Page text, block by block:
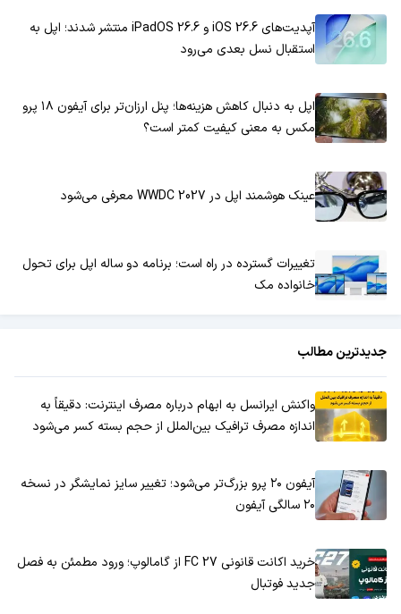
آپدیت‌های iOS 26.6 و iPadOS 26.6 منتشر شدند؛ اپل به
استقبال نسل بعدی می‌رود
اپل به دنبال کاهش هزینه‌ها؛ پنل ارزان‌تر برای آیفون ۱۸ پرو
مکس به معنی کیفیت کمتر است؟
عینک هوشمند اپل در WWDC 2027 معرفی می‌شود
تغییرات گسترده در راه است؛ برنامه دو ساله اپل برای تحول
خانواده مک
جدیدترین مطالب
واکنش ایرانسل به ابهام درباره مصرف اینترنت: دقیقاً به
اندازه مصرف ترافیک بین‌الملل از حجم بسته کسر می‌شود
آیفون ۲۰ پرو بزرگ‌تر می‌شود؛ تغییر سایز نمایشگر در نسخه
۲۰ سالگی آیفون
خرید اکانت قانونی FC 27 از گامالوپ؛ ورود مطمئن به فصل
جدید فوتبال